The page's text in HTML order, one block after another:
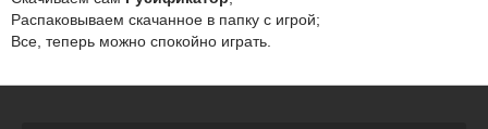
Распаковываем скачанное в папку с игрой;
Все, теперь можно спокойно играть.